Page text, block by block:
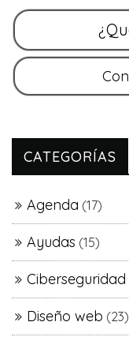
CATEGORÍAS
Agenda (17)
Ayudas (15)
Ciberseguridad
Diseño web (23)